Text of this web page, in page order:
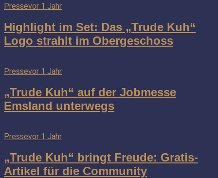
Pressevor 1 Jahr
Highlight im Set: Das „Trude Kuh“
Logo strahlt im Obergeschoss
Pressevor 1 Jahr
„Trude Kuh“ auf der Jobmesse
Emsland unterwegs
Pressevor 1 Jahr
„Trude Kuh“ bringt Freude: Gratis-
Artikel für die Community